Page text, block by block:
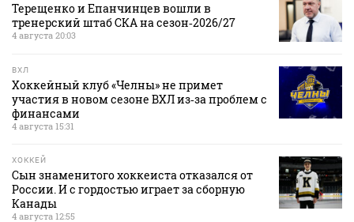
Терещенко и Епанчинцев вошли в
тренерский штаб СКА на сезон‑2026/27
4 августа 20:03
ВХЛ
Хоккейный клуб «Челны» не примет
участия в новом сезоне ВХЛ из‑за проблем с
финансами
4 августа 15:31
ХОККЕЙ
Сын знаменитого хоккеиста отказался от
России. И с гордостью играет за сборную
Канады
4 августа 12:55